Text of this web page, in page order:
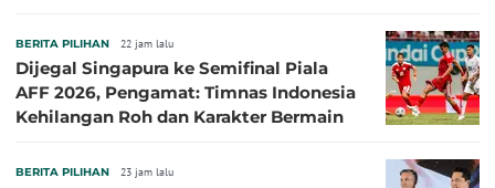
BERITA PILIHAN 22 jam lalu
Dijegal Singapura ke Semifinal Piala
AFF 2026, Pengamat: Timnas Indonesia
Kehilangan Roh dan Karakter Bermain
BERITA PILIHAN 23 jam lalu